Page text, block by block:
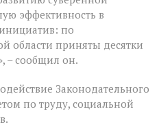
созыва
эффективность в
по
области приняты десятки
– сообщил он.
Законодательного
по труду, социальной